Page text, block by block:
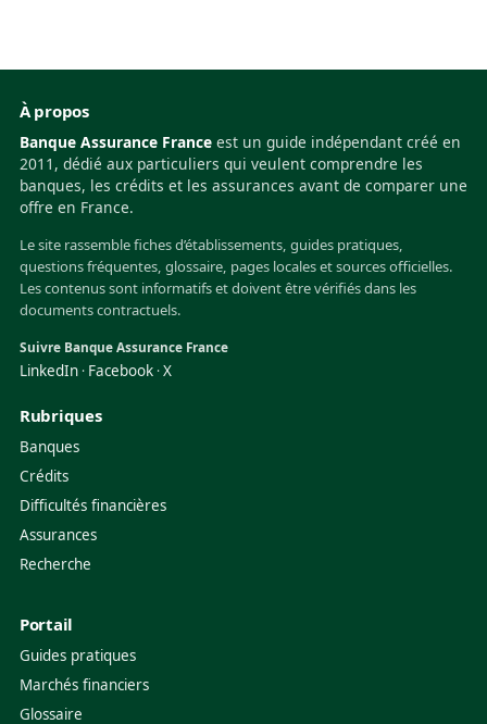
À propos
Banque Assurance France est un guide indépendant créé en
2011, dédié aux particuliers qui veulent comprendre les
banques, les crédits et les assurances avant de comparer une
offre en France.
Le site rassemble fiches d’établissements, guides pratiques,
questions fréquentes, glossaire, pages locales et sources officielles.
Les contenus sont informatifs et doivent être vérifiés dans les
documents contractuels.
Suivre Banque Assurance France
LinkedIn · Facebook ·X
Rubriques
Banques
Crédits
Difficultés financières
Assurances
Recherche
Portail
Guides pratiques
Marchés financiers
Glossaire